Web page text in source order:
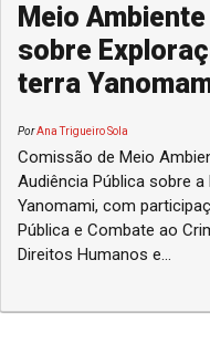
Meio
sobre
terra
PorAna Trigueiro Sola
Comissão de Meio
Audiência Pública sobre
Yanomami, com
Pública e Combate ao
Direitos Humanos e...